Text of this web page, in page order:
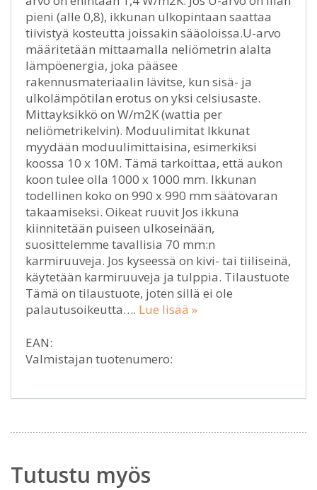
pieni (alle 0,8), ikkunan ulkopintaan saattaa
tiivistyä kosteutta joissakin sääoloissa.U-arvo
määritetään mittaamalla neliömetrin alalta
lämpöenergia, joka pääsee
rakennusmateriaalin lävitse, kun sisä- ja
ulkolämpötilan erotus on yksi celsiusaste.
Mittayksikkö on W/m2K (wattia per
neliömetrikelvin). Moduulimitat Ikkunat
myydään moduulimittaisina, esimerkiksi
koossa 10 x 10M. Tämä tarkoittaa, että aukon
koon tulee olla 1000 x 1000 mm. Ikkunan
todellinen koko on 990 x 990 mm säätövaran
takaamiseksi. Oikeat ruuvit Jos ikkuna
kiinnitetään puiseen ulkoseinään,
suosittelemme tavallisia 70 mm:n
karmiruuveja. Jos kyseessä on kivi- tai tiiliseinä,
käytetään karmiruuveja ja tulppia. Tilaustuote
Tämä on tilaustuote, joten sillä ei ole
palautusoikeutta…. Lue lisää »
EAN:
Valmistajan tuotenumero:
Tutustu myös